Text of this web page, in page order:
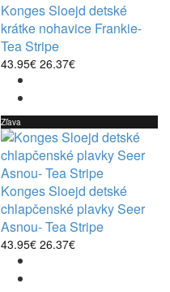
Konges Sloejd detské
krátke nohavice Frankie-
Tea Stripe
43.95€ 26.37€
Zľava
Konges Sloejd detské
chlapčenské plavky Seer
Asnou- Tea Stripe
43.95€ 26.37€